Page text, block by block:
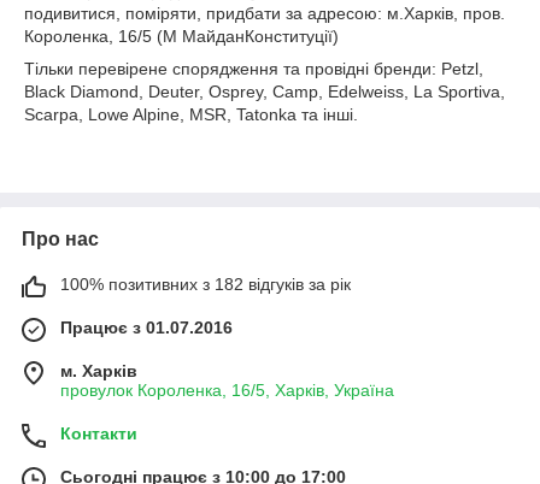
подивитися, поміряти, придбати за адресою: м.Харків, пров.
Короленка, 16/5 (М МайданКонституції)
Тільки перевірене спорядження та провідні бренди: Petzl,
Black Diamond, Deuter, Osprey, Camp, Edelweiss, La Sportiva,
Scarpa, Lowe Alpine, MSR, Tatonka та інші.
Про нас
100% позитивних з 182 відгуків за рік
Працює з 01.07.2016
м. Харків
провулок Короленка, 16/5, Харків, Україна
Контакти
Сьогодні працює з 10:00 до 17:00